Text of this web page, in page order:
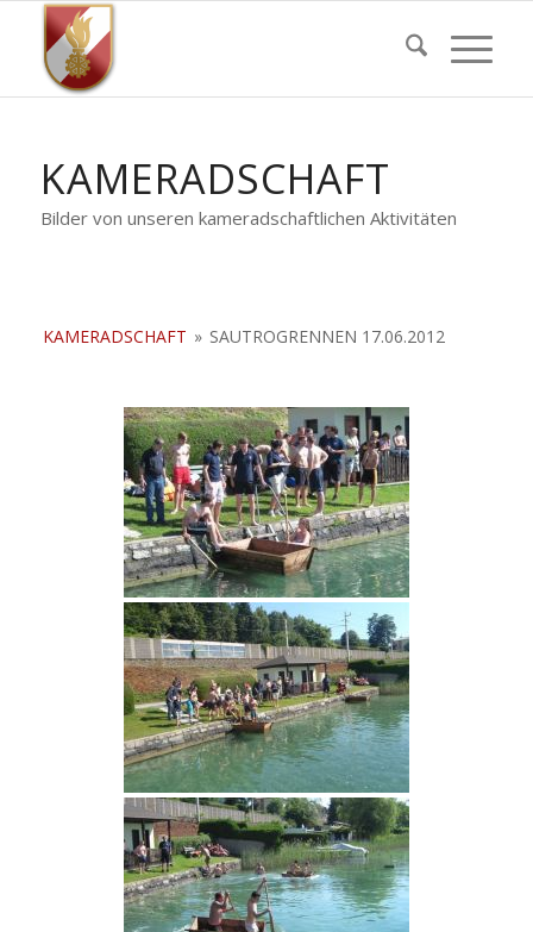
KAMERADSCHAFT
Bilder von unseren kameradschaftlichen Aktivitäten
KAMERADSCHAFT » SAUTROGRENNEN 17.06.2012